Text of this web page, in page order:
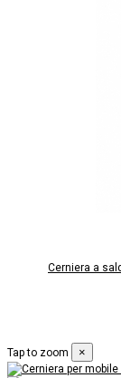
Cerniera a
Tap to zoom
×